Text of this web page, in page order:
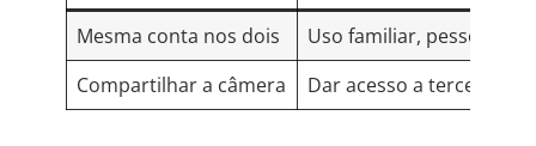
Mesma conta nos dois
Uso familiar, pessoas de
Compartilhar a câmera
Dar acesso a terceiros